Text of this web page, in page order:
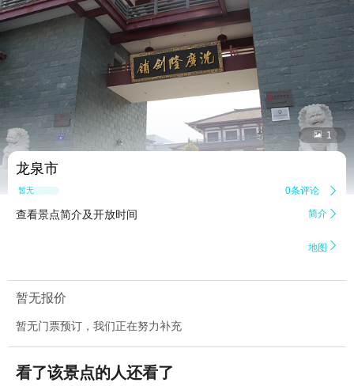
 1
龙泉市
暂无点评 0条评论 
查看景点简介及开放时间 简介 
地图 
暂无报价
暂无门票预订，我们正在努力补充
看了该景点的人还看了
